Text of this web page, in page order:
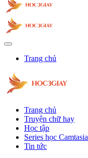
Trang chủ
Trang chủ
Truyện chữ hay
Học tập
Series học Camtasia
Tin tức